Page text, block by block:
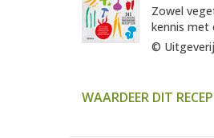
Zowel
kennis met
©
WAARDEER DIT